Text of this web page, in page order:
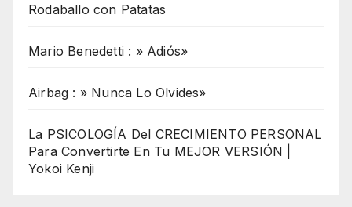
Rodaballo con Patatas
Mario Benedetti : » Adiós»
Airbag : » Nunca Lo Olvides»
La PSICOLOGÍA Del CRECIMIENTO PERSONAL
Para Convertirte En Tu MEJOR VERSIÓN |
Yokoi Kenji